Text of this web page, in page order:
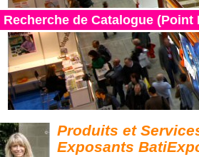
Recherche de Catalogue
Produits et
Exposants